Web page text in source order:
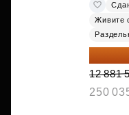
Живите
10
12 881
250